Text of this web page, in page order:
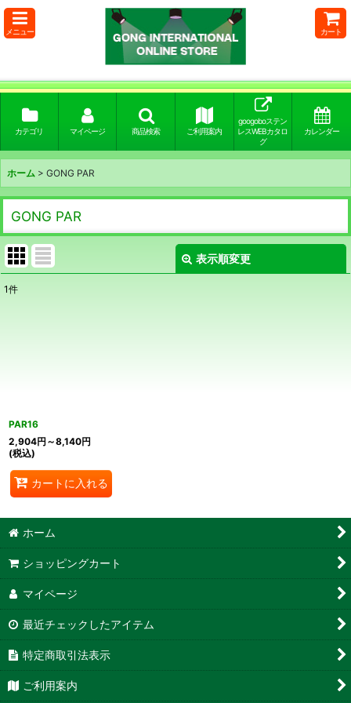
メニュー カート
カテゴリ マイページ 商品検索 ご利用案内
googoboステン
レスWEBカタロ
グ
カレンダー
ホーム > GONG PAR
GONG PAR
表示順変更
1件
PAR16
2,904円 ～8,140円
(税込)
カートに入れる
ホーム
ショッピングカート
マイページ
最近チェックしたアイテム
特定商取引法表示
ご利用案内